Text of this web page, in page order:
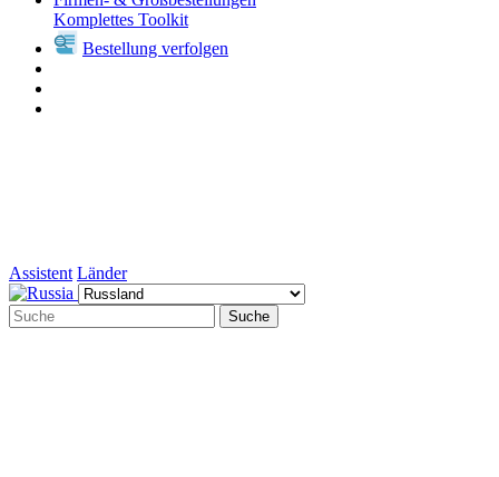
Komplettes Toolkit
Bestellung verfolgen
Assistent Länder
Suche